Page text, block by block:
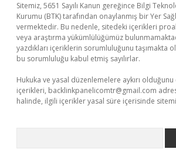
Sitemiz, 5651 Sayılı Kanun gereğince Bilgi
Kurumu (BTK) tarafından onaylanmış bir Yer
vermektedir. Bu nedenle, sitedeki içerikleri
veya araştırma yükümlülüğümüz
yazdıkları içeriklerin sorumluluğunu taşımakta
bu sorumluluğu kabul etmiş sayılırlar.
Hukuka ve yasal düzenlemelere aykırı
içerikleri, backlinkpanelicomtr@gmail.com
halinde, ilgili içerikler yasal süre içerisinde